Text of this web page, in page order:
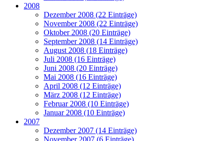
2008
Dezember 2008 (22 Einträge)
November 2008 (22 Einträge)
Oktober 2008 (20 Einträge)
September 2008 (14 Einträge)
August 2008 (18 Einträge)
Juli 2008 (16 Einträge)
Juni 2008 (20 Einträge)
Mai 2008 (16 Einträge)
April 2008 (12 Einträge)
März 2008 (12 Einträge)
Februar 2008 (10 Einträge)
Januar 2008 (10 Einträge)
2007
Dezember 2007 (14 Einträge)
November 2007 (6 Einträge)